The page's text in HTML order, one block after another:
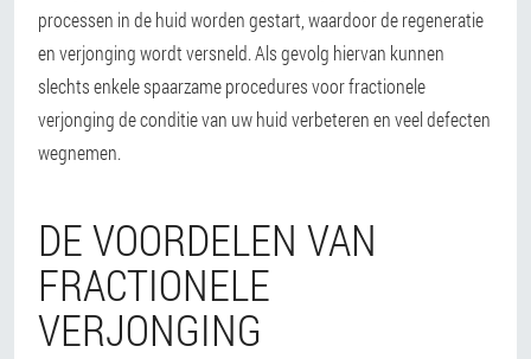
processen in de huid worden gestart, waardoor de regeneratie
en verjonging wordt versneld. Als gevolg hiervan kunnen
slechts enkele spaarzame procedures voor fractionele
verjonging de conditie van uw huid verbeteren en veel defecten
wegnemen.
DE VOORDELEN VAN
FRACTIONELE
VERJONGING